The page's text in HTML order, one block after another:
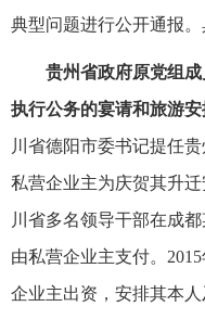
典型问题进行公开通报。
贵州省政府原党组
执行公务的宴请和旅游安
川省德阳市委书记提任
私营企业主为庆贺其升
川省多名领导干部在成
由私营企业主支付。
企业主出资，安排其本